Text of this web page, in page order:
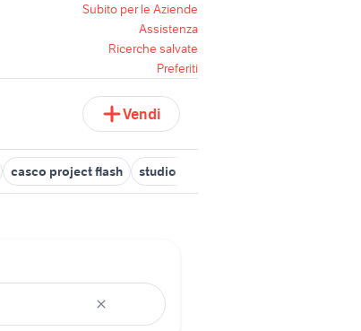
Subito per le Aziende
Assistenza
Ricerche salvate
Preferiti
Vendi
casco project flash studio speakers